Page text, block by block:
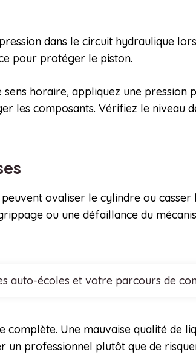
dans le circuit hydraulique
pour protéger le piston.
horaire, appliquez une pression
les composants. Vérifiez le niveau
ovaliser le cylindre ou casser
ou une défaillance du
auto-écoles et votre parcours de
Une mauvaise qualité de
un professionnel plutôt que de